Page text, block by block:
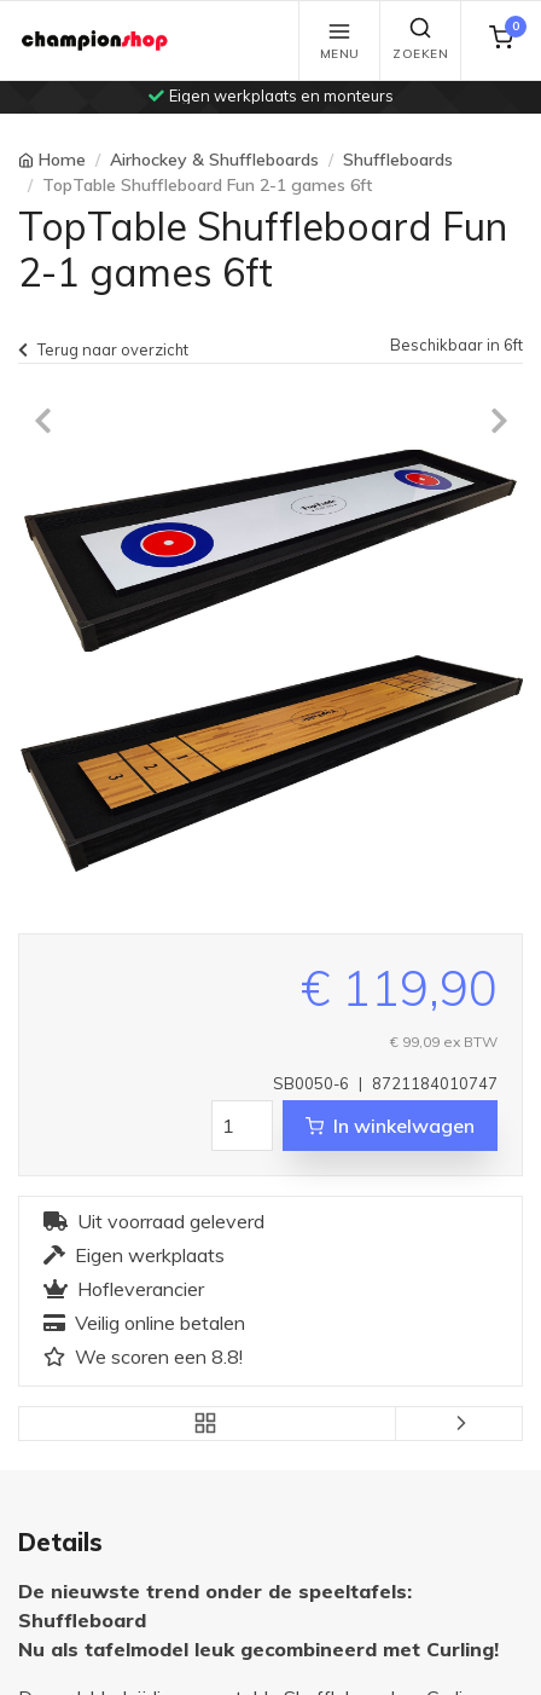
Eigen werkplaats en monteurs
MENU ZOEKEN
0
Home Airhockey & Shuffleboards
Shuffleboards
TopTable Shuffleboard Fun 2-1 games 6ft
TopTable Shuffleboard Fun
2-1 games 6ft
Terug naar overzicht Beschikbaar in 6ft
Previous
€ 119,90
€ 99,09 ex BTW
8721184010747
|
SB0050-6
In winkelwagen
Uit voorraad geleverd
Eigen werkplaats
Hofleverancier
Veilig online betalen
We scoren een 8.8!
Details
De nieuwste trend onder de speeltafels:
Shuffleboard
Nu als tafelmodel leuk gecombineerd met Curling!